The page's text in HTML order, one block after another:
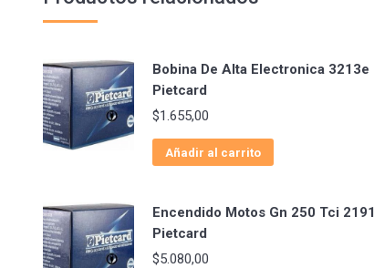
Bobina De Alta Electronica 3213e
Pietcard
$1.655,00
Añadir al carrito
Encendido Motos Gn 250 Tci 2191
Pietcard
$5.080,00